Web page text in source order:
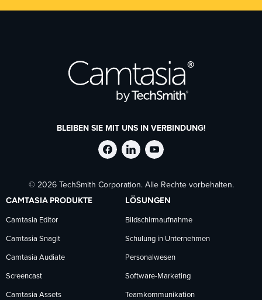
BLEIBEN SIE MIT UNS IN VERBINDUNG!
TechSmith
auf
Facebook
folgen
TechSmith
auf
LinkedIn
folgen
TechSmith
auf
YouTube
folgen
© 2026 TechSmith Corporation. Alle Rechte vorbehalten.
CAMTASIA PRODUKTE
Camtasia Editor
Camtasia Snagit
Camtasia Audiate
Screencast
Camtasia Assets
LÖSUNGEN
Bildschirmaufnahme
Schulung in Unternehmen
Personalwesen
Software-Marketing
Teamkommunikation